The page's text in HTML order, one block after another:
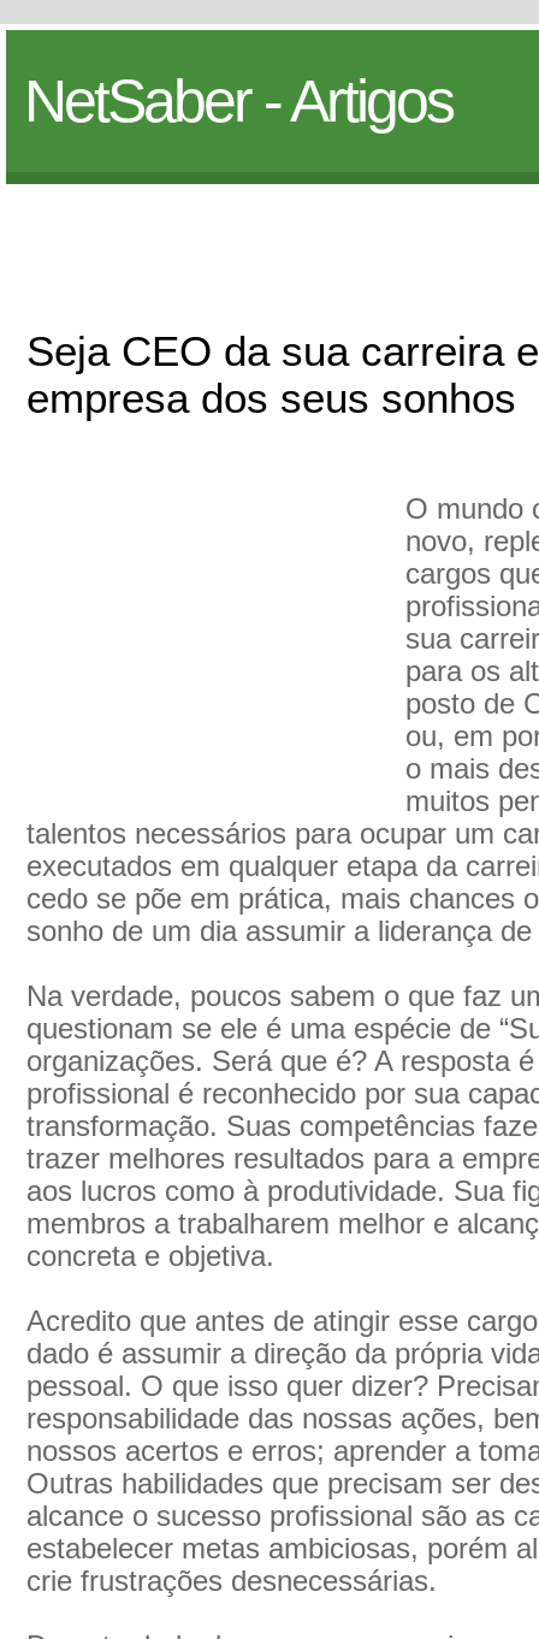
NetSaber - Artigos
Seja CEO da sua carreira
empresa dos seus sonhos
O mundo
novo,
cargos
sua
para os
posto de
ou, em
o mais
muitos
talentos necessários para ocupar um
executados em qualquer etapa da
cedo se põe em prática, mais chances
sonho de um dia assumir a liderança
Na verdade, poucos sabem o que faz
questionam se ele é uma espécie de
organizações. Será que é? A resposta
profissional é reconhecido por sua
transformação. Suas competências
trazer melhores resultados para a
aos lucros como à produtividade. Sua
membros a trabalharem melhor e
concreta e objetiva.
Acredito que antes de atingir esse
dado é assumir a direção da própria
pessoal. O que isso quer dizer?
responsabilidade das nossas ações,
nossos acertos e erros; aprender a
Outras habilidades que precisam ser
alcance o sucesso profissional são as
estabelecer metas ambiciosas, porém
crie frustrações desnecessárias.